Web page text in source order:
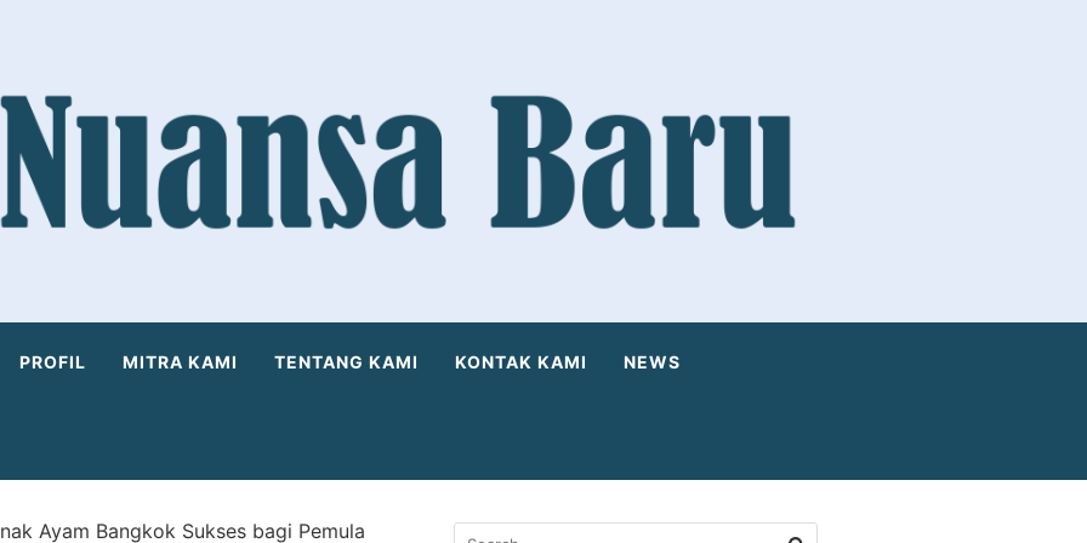
PROFIL MITRA KAMI TENTANG KAMI KONTAK KAMI NEWS
Ayam Bangkok Sukses bagi Pemula
Search